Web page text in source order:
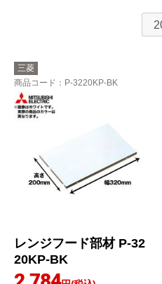
三菱
商品コード ：P-3220KP-BK
レンジフード部材 P-32
20KP-BK